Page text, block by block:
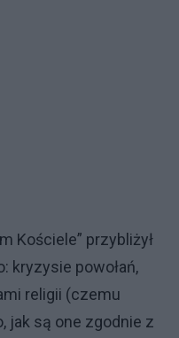
Kościele” przybliżył
kryzysie powołań,
religii (czemu
jak są one zgodnie z